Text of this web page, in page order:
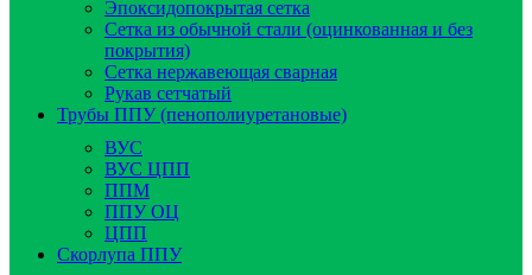
Эпоксидопокрытая сетка
Сетка из обычной стали (оцинкованная и без
покрытия)
Сетка нержавеющая сварная
Рукав сетчатый
Трубы ППУ (пенополиуретановые)
ВУС
ВУС ЦПП
ППМ
ППУ ОЦ
ЦПП
Скорлупа ППУ